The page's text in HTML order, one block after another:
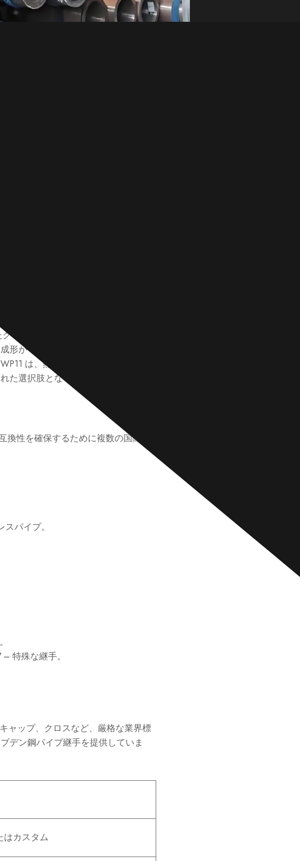
Group では、エルボ、T 字
準を満たすように製造された合金
詳細を説明し、工業用配管システ
ロムモリブデン合金鋼です。この鋼
が可能なため、鍛造や接合など、
は、熱や圧力にさらされる重要
た選択肢となります。
性を確保するために複数の国際規
パイプ。
– 特殊な継手。
ャップ、クロスなど、厳格な業界標
デン鋼パイプ継手を提供していま
はカスタム